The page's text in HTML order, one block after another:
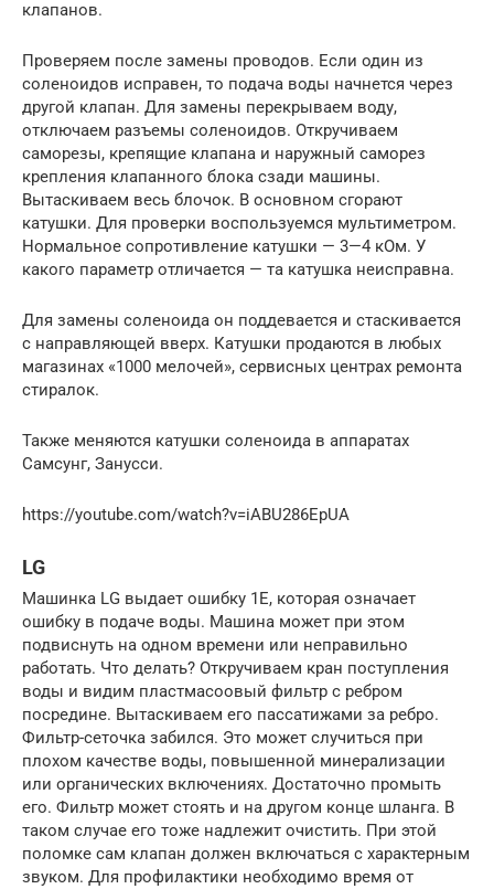
клапанов.
Проверяем после замены проводов. Если один из
соленоидов исправен, то подача воды начнется через
другой клапан. Для замены перекрываем воду,
отключаем разъемы соленоидов. Откручиваем
саморезы, крепящие клапана и наружный саморез
крепления клапанного блока сзади машины.
Вытаскиваем весь блочок. В основном сгорают
катушки. Для проверки воспользуемся мультиметром.
Нормальное сопротивление катушки — 3—4 кОм. У
какого параметр отличается — та катушка неисправна.
Для замены соленоида он поддевается и стаскивается
с направляющей вверх. Катушки продаются в любых
магазинах «1000 мелочей», сервисных центрах ремонта
стиралок.
Также меняются катушки соленоида в аппаратах
Самсунг, Занусси.
https://youtube.com/watch?v=iABU286EpUA
LG
Машинка LG выдает ошибку 1E, которая означает
ошибку в подаче воды. Машина может при этом
подвиснуть на одном времени или неправильно
работать. Что делать? Откручиваем кран поступления
воды и видим пластмасоовый фильтр с ребром
посредине. Вытаскиваем его пассатижами за ребро.
Фильтр-сеточка забился. Это может случиться при
плохом качестве воды, повышенной минерализации
или органических включениях. Достаточно промыть
его. Фильтр может стоять и на другом конце шланга. В
таком случае его тоже надлежит очистить. При этой
поломке сам клапан должен включаться с характерным
звуком. Для профилактики необходимо время от